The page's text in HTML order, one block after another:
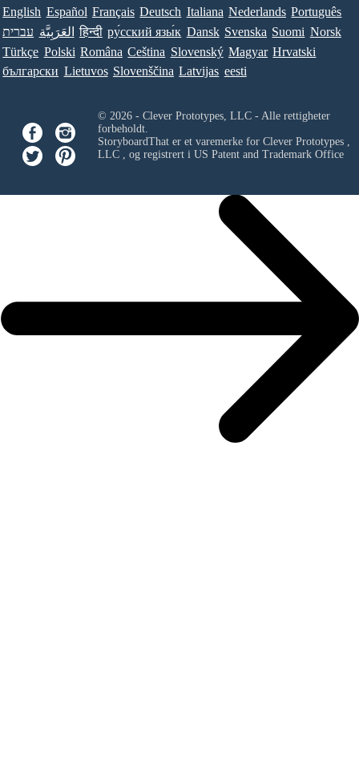
English Español Français Deutsch Italiana Nederlands Português
עברית العَرَبِيَّة हिन्दी ру́сский язы́к Dansk Svenska Suomi Norsk
Türkçe Polski Româna Ceština Slovenský Magyar Hrvatski
български Lietuvos Slovenščina Latvijas eesti
© 2026 - Clever Prototypes, LLC - Alle rettigheter
forbeholdt.
StoryboardThat er et varemerke for Clever Prototypes ,
LLC, og registrert i US Patent and Trademark Office